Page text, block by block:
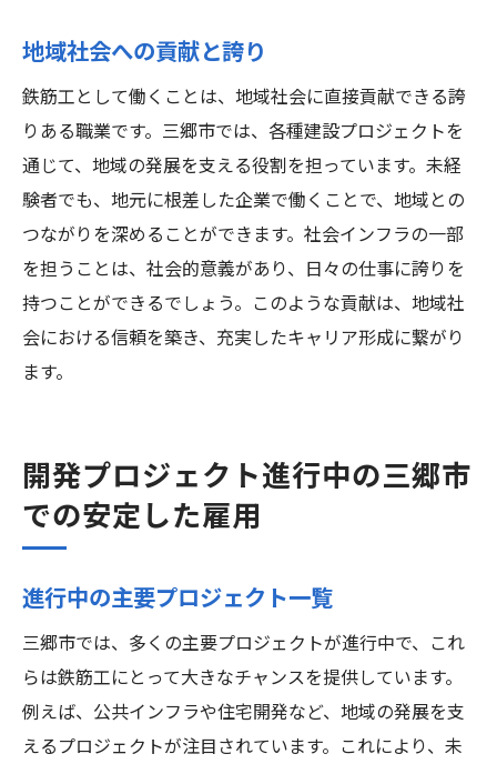
地域社会への貢献と誇り
鉄筋工として働くことは、地域社会に直接貢献できる誇
りある職業です。三郷市では、各種建設プロジェクトを
通じて、地域の発展を支える役割を担っています。未経
験者でも、地元に根差した企業で働くことで、地域との
つながりを深めることができます。社会インフラの一部
を担うことは、社会的意義があり、日々の仕事に誇りを
持つことができるでしょう。このような貢献は、地域社
会における信頼を築き、充実したキャリア形成に繋がり
ます。
開発プロジェクト進行中の三郷市
での安定した雇用
進行中の主要プロジェクト一覧
三郷市では、多くの主要プロジェクトが進行中で、これ
らは鉄筋工にとって大きなチャンスを提供しています。
例えば、公共インフラや住宅開発など、地域の発展を支
えるプロジェクトが注目されています。これにより、未